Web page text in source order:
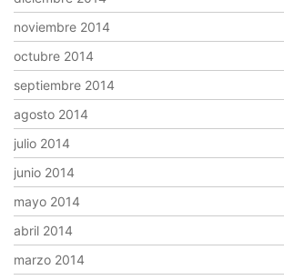
noviembre 2014
octubre 2014
septiembre 2014
agosto 2014
julio 2014
junio 2014
mayo 2014
abril 2014
marzo 2014